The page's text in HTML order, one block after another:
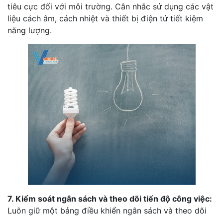
tiêu cực đối với môi trường. Cân nhắc sử dụng các vật
liệu cách âm, cách nhiệt và thiết bị điện tử tiết kiệm
năng lượng.
7. Kiểm soát ngân sách và theo dõi tiến độ công việc:
Luôn giữ một bảng điều khiển ngân sách và theo dõi